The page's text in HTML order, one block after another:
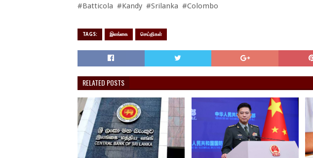
#Batticola #Kandy #Srilanka #Colombo
TAGS: இலங்கை செய்திகள்
RELATED POSTS